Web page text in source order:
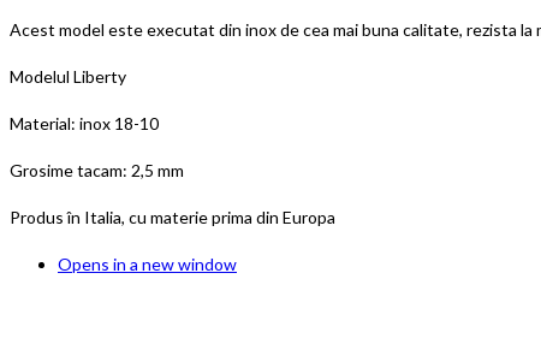
Acest model este executat din inox de cea mai buna calitate, rezista la
Modelul Liberty
Material: inox 18-10
Grosime tacam: 2,5 mm
Produs în Italia, cu materie prima din Europa
Opens in a new window